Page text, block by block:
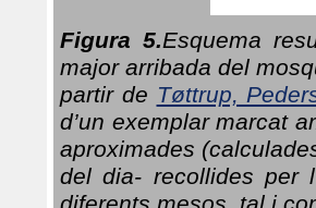
Figura 5.Esquema
major arribada del
partir de Tøttrup,
d’un exemplar marcat
aproximades
del dia- recollides per